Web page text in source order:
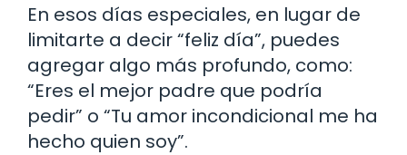
En esos días especiales, en lugar de
limitarte a decir “feliz día”, puedes
agregar algo más profundo, como:
“Eres el mejor padre que podría
pedir” o “Tu amor incondicional me ha
hecho quien soy”.